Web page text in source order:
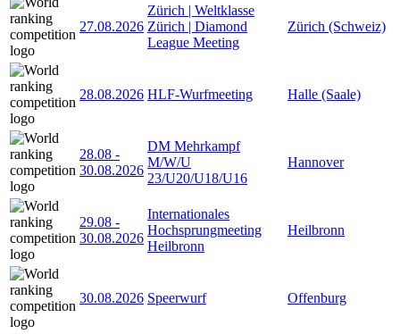
27.08.2026
Zürich | Weltklasse
Zürich | Diamond
League Meeting
Zürich (Schweiz)
28.08.2026 HLF-Wurfmeeting Halle (Saale)
28.08 -
30.08.2026
DM Mehrkampf
M/W/U
23/U20/U18/U16
Hannover
29.08 -
30.08.2026
Internationales
Hochsprungmeeting
Heilbronn
Heilbronn
30.08.2026 Speerwurf Offenburg